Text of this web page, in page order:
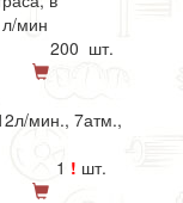
л/мин
200 шт.
мин., 7атм.,
1 ! шт.